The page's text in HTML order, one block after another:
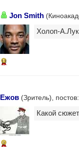
Jon Smith
13
Холоп-
Ежов(Зритель),
2
Какой